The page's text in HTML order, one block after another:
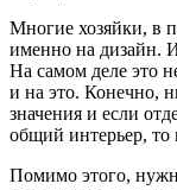
Многие хозяйки, в
именно на дизайн.
На самом деле это
и на это. Конечно,
значения и если
общий интерьер, то
Помимо этого,